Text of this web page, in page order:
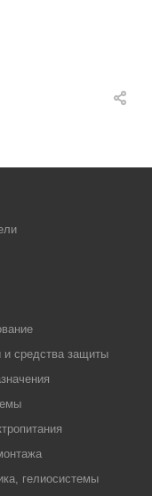
и средства защиты
гелиосистемы